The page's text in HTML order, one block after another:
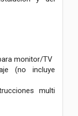
monitor/TV
(no incluye
multi